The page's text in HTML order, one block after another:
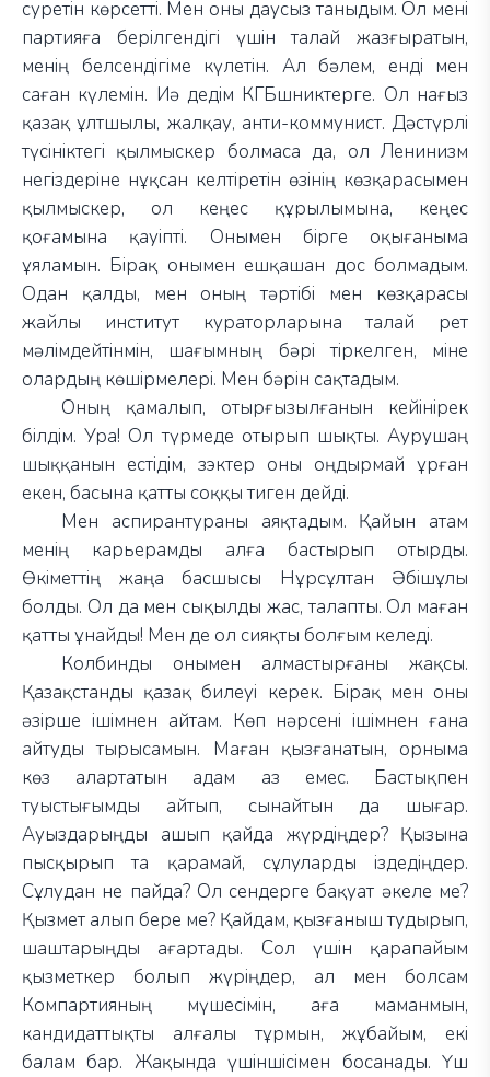
суретін көрсетті. Мен оны даусыз таныдым. Ол мені
партияға берілгендігі үшін талай жазғыратын,
менің белсендігіме күлетін. Ал бәлем, енді мен
саған күлемін. Иә дедім КГБшниктерге. Ол нағыз
қазақ ұлтшылы, жалқау, анти-коммунист. Дәстүрлі
түсініктегі қылмыскер болмаса да, ол Ленинизм
негіздеріне нұқсан келтіретін өзінің көзқарасымен
қылмыскер, ол кеңес құрылымына, кеңес
қоғамына қауіпті. Онымен бірге оқығаныма
ұяламын. Бірақ онымен ешқашан дос болмадым.
Одан қалды, мен оның тәртібі мен көзқарасы
жайлы институт кураторларына талай рет
мәлімдейтінмін, шағымның бәрі тіркелген, міне
олардың көшірмелері. Мен бәрін сақтадым.
Оның қамалып, отырғызылғанын кейінірек
білдім. Ура! Ол түрмеде отырып шықты. Аурушаң
шыққанын естідім, зэктер оны оңдырмай ұрған
екен, басына қатты соққы тиген дейді.
Мен аспирантураны аяқтадым. Қайын атам
менің карьерамды алға бастырып отырды.
Өкіметтің жаңа басшысы Нұрсұлтан Әбішұлы
болды. Ол да мен сықылды жас, талапты. Ол маған
қатты ұнайды! Мен де ол сияқты болғым келеді.
Колбинды онымен алмастырғаны жақсы.
Қазақстанды қазақ билеуі керек. Бірақ мен оны
әзірше ішімнен айтам. Көп нәрсені ішімнен ғана
айтуды тырысамын. Маған қызғанатын, орныма
көз алартатын адам аз емес. Бастықпен
туыстығымды айтып, сынайтын да шығар.
Ауыздарыңды ашып қайда жүрдіңдер? Қызына
пысқырып та қарамай, сұлуларды іздедіңдер.
Сұлудан не пайда? Ол сендерге бақуат әкеле ме?
Қызмет алып бере ме? Қайдам, қызғаныш тудырып,
шаштарыңды ағартады. Сол үшін қарапайым
қызметкер болып жүріңдер, ал мен болсам
Компартияның мүшесімін, аға маманмын,
кандидаттықты алғалы тұрмын, жұбайым, екі
балам бар. Жақында үшіншісімен босанады. Үш